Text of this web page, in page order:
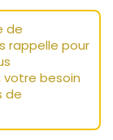
de
rappelle pour
besoin
de